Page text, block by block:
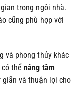
trong ngôi nhà.
cũng phù hợp với
và phong thủy khác
thể nâng tầm
giãn và thuận lợi cho